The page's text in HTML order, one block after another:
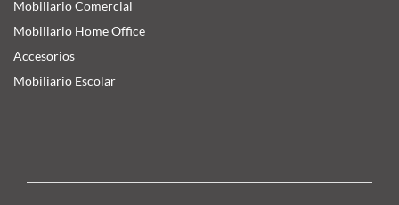
Mobiliario Comercial
Mobiliario Home Office
Accesorios
Mobiliario Escolar